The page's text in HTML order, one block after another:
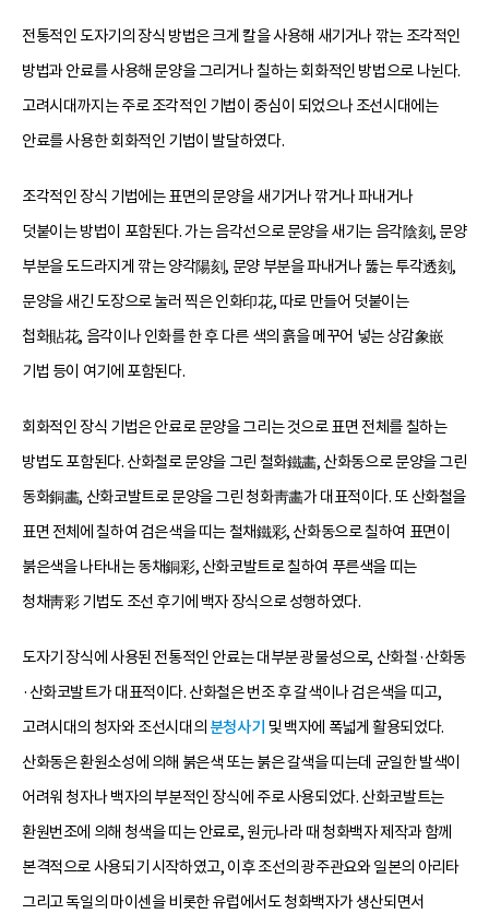
전통적인 도자기의 장식 방법은 크게 칼을 사용해 새기거나 깎는 조각적인
방법과 안료를 사용해 문양을 그리거나 칠하는 회화적인 방법으로 나뉜다.
고려시대까지는 주로 조각적인 기법이 중심이 되었으나 조선시대에는
안료를 사용한 회화적인 기법이 발달하였다.
조각적인 장식 기법에는 표면의 문양을 새기거나 깎거나 파내거나
덧붙이는 방법이 포함된다. 가는 음각선으로 문양을 새기는 음각陰刻, 문양
부분을 도드라지게 깎는 양각陽刻, 문양 부분을 파내거나 뚫는 투각透刻,
문양을 새긴 도장으로 눌러 찍은 인화印花, 따로 만들어 덧붙이는
첩화貼花, 음각이나 인화를 한 후 다른 색의 흙을 메꾸어 넣는 상감象嵌
기법 등이 여기에 포함된다.
회화적인 장식 기법은 안료로 문양을 그리는 것으로 표면 전체를 칠하는
방법도 포함된다. 산화철로 문양을 그린 철화鐵畵, 산화동으로 문양을 그린
동화銅畵, 산화코발트로 문양을 그린 청화靑畵가 대표적이다. 또 산화철을
표면 전체에 칠하여 검은색을 띠는 철채鐵彩, 산화동으로 칠하여 표면이
붉은색을 나타내는 동채銅彩, 산화코발트로 칠하여 푸른색을 띠는
청채靑彩 기법도 조선 후기에 백자 장식으로 성행하였다.
도자기 장식에 사용된 전통적인 안료는 대부분 광물성으로, 산화철·산화동
·산화코발트가 대표적이다. 산화철은 번조 후 갈색이나 검은색을 띠고,
고려시대의 청자와 조선시대의 분청사기 및 백자에 폭넓게 활용되었다.
산화동은 환원소성에 의해 붉은색 또는 붉은 갈색을 띠는데 균일한 발색이
어려워 청자나 백자의 부분적인 장식에 주로 사용되었다. 산화코발트는
환원번조에 의해 청색을 띠는 안료로, 원元나라 때 청화백자 제작과 함께
본격적으로 사용되기 시작하였고, 이후 조선의 광주관요와 일본의 아리타
그리고 독일의 마이센을 비롯한 유럽에서도 청화백자가 생산되면서